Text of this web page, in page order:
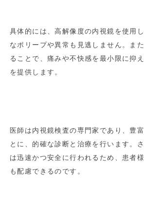
具体的には、高解像度の内視鏡を使用
なポリープや異常も見逃しません。ま
ることで、痛みや不快感を最小限に抑
を提供します。
医師は内視鏡検査の専門家であり、豊
とに、的確な診断と治療を行います。
は迅速かつ安全に行われるため、患者
も配慮できるのです。